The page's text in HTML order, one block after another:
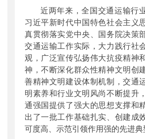
近两年来，全国交通运输行
习近平新时代中国特色社会主义
真贯彻落实党中央、国务院决策
交通运输工作实际，大力践行社
观，广泛宣传弘扬伟大抗疫精神
神，不断深化群众性精神文明创
善精神文明建设体制机制，交通
明素养和行业文明风尚不断提升
通强国提供了强大的思想支撑和
出了一批工作基础扎实、创建成
可度高、示范引领作用强的先进典